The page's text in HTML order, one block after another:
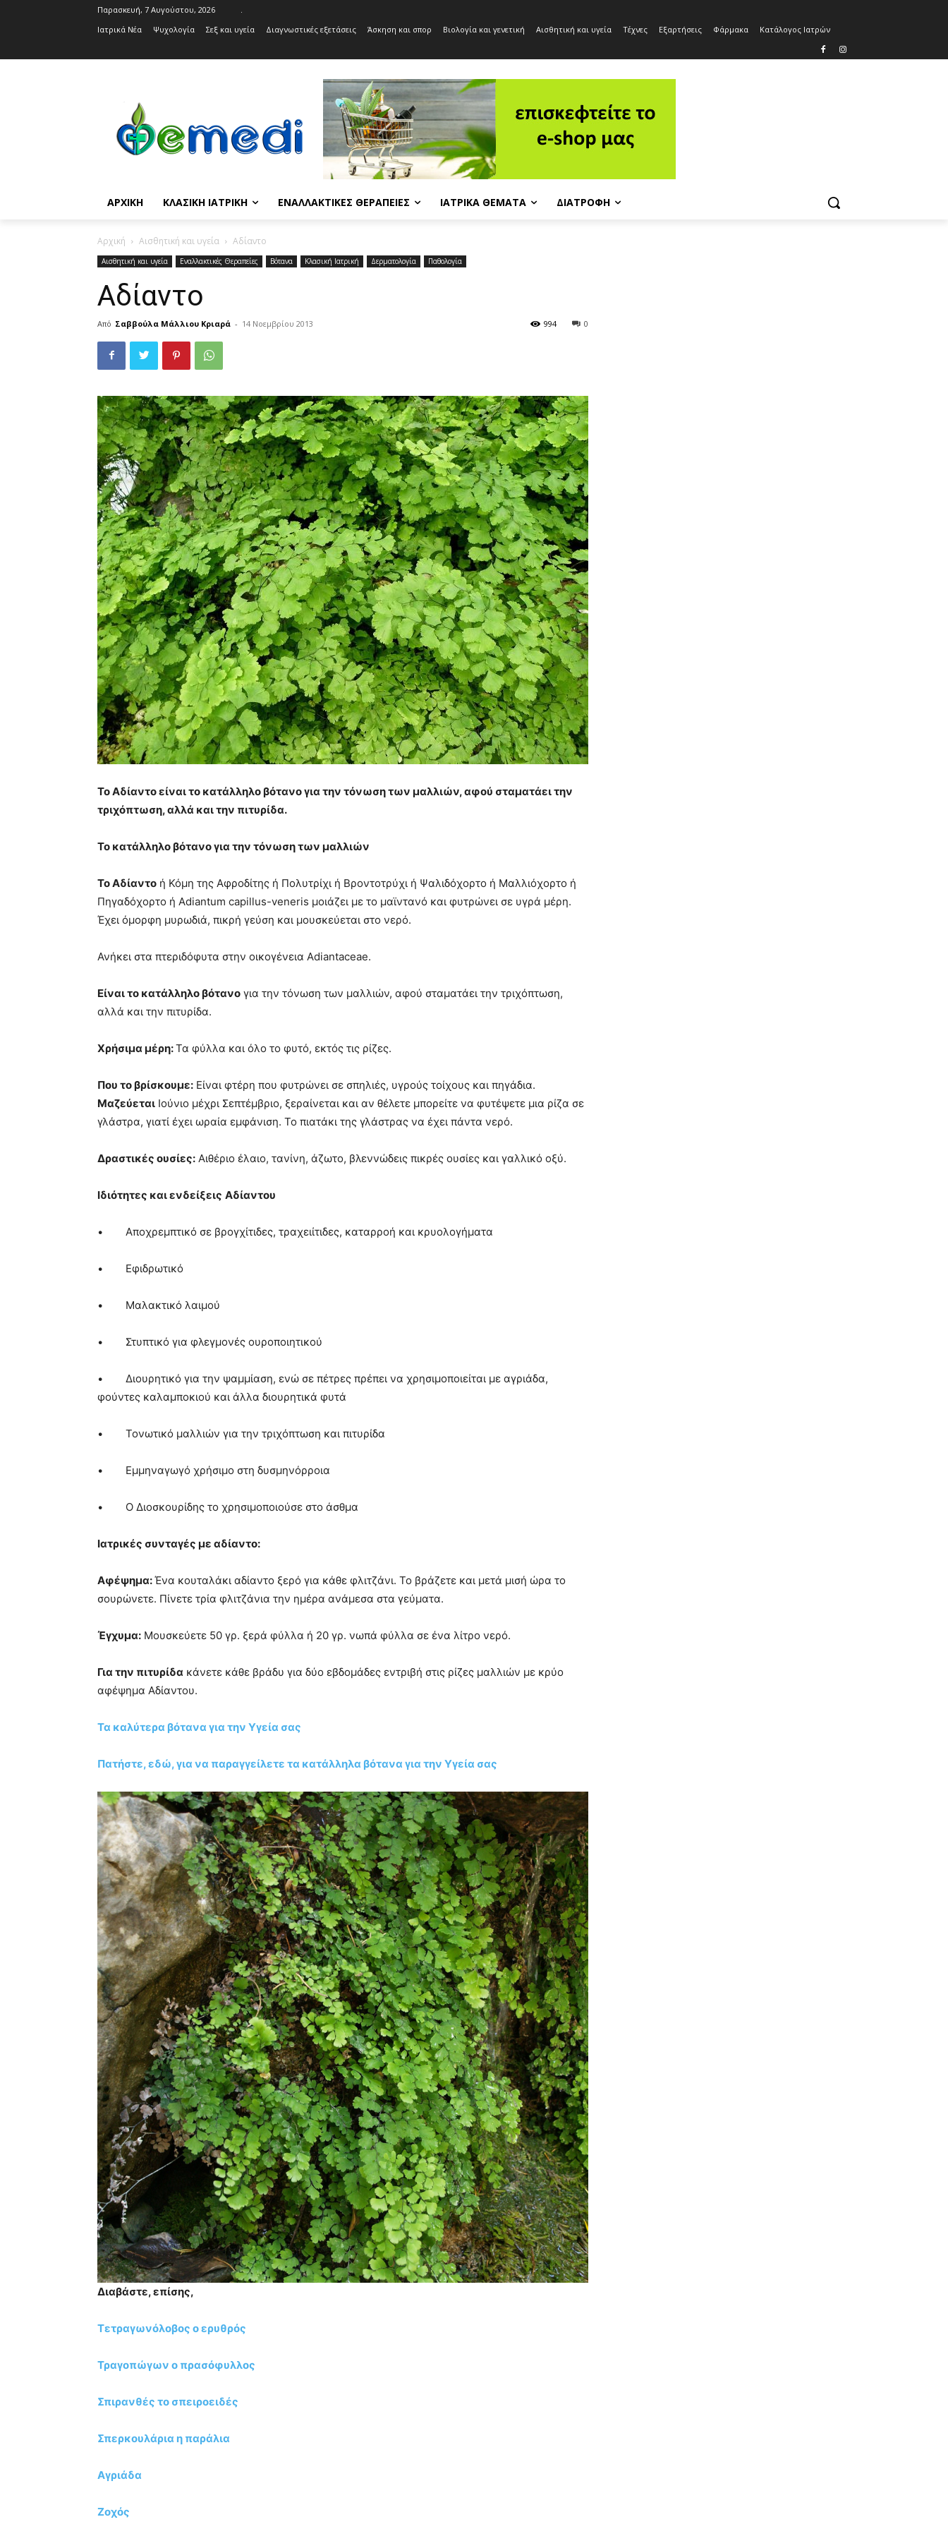
Παρασκευή, 7 Αυγούστου, 2026
.
Ιατρικά Νέα
Ψυχολογία Σεξ και υγεία Διαγνωστικές εξετάσεις Άσκηση και σπορ Βιολογία και γενετική Αισθητική και υγεία Τέχνες Εξαρτήσεις Φάρμακα Κατάλογος Ιατρών
ΑΡΧΙΚΉ ΚΛΑΣΙΚΉ ΙΑΤΡΙΚΉ ΕΝΑΛΛΑΚΤΙΚΈΣ ΘΕΡΑΠΕΊΕΣ ΙΑΤΡΙΚΆ ΘΈΜΑΤΑ ΔΙΑΤΡΟΦΉ
Αρχική Αισθητική και υγεία Αδίαντο
Αισθητική και υγεία Εναλλακτικές Θεραπείες Βότανα Κλασική Ιατρική Δερματολογία Παθολογία
Αδίαντο
Από Σαββούλα Μάλλιου Κριαρά - 14 Νοεμβρίου 2013 0
994
Το Αδίαντο είναι το κατάλληλο βότανο για την τόνωση των μαλλιών, αφού σταματάει την
τριχόπτωση, αλλά και την πιτυρίδα.
Το κατάλληλο βότανο για την τόνωση των μαλλιών
Το Αδίαντο ή Κόμη της Αφροδίτης ή Πολυτρίχι ή Βροντοτρύχι ή Ψαλιδόχορτο ή Μαλλιόχορτο ή
Πηγαδόχορτο ή Adiantum capillus-veneris μοιάζει με το μαϊντανό και φυτρώνει σε υγρά μέρη.
Έχει όμορφη μυρωδιά, πικρή γεύση και μουσκεύεται στο νερό.
Ανήκει στα πτεριδόφυτα στην οικογένεια Adiantaceae.
Είναι το κατάλληλο βότανο για την τόνωση των μαλλιών, αφού σταματάει την τριχόπτωση,
αλλά και την πιτυρίδα.
Χρήσιμα μέρη:Τα φύλλα και όλο το φυτό, εκτός τις ρίζες.
Που το βρίσκουμε: Είναι φτέρη που φυτρώνει σε σπηλιές, υγρούς τοίχους και πηγάδια.
Μαζεύεται Ιούνιο μέχρι Σεπτέμβριο, ξεραίνεται και αν θέλετε μπορείτε να φυτέψετε μια ρίζα σε
γλάστρα, γιατί έχει ωραία εμφάνιση. Το πιατάκι της γλάστρας να έχει πάντα νερό.
Δραστικές ουσίες: Αιθέριο έλαιο, τανίνη, άζωτο, βλεννώδεις πικρές ουσίες και γαλλικό οξύ.
Ιδιότητες και ενδείξεις Αδίαντου
• Αποχρεμπτικό σε βρογχίτιδες, τραχειίτιδες, καταρροή και κρυολογήματα
• Εφιδρωτικό
• Μαλακτικό λαιμού
• Στυπτικό για φλεγμονές ουροποιητικού
• Διουρητικό για την ψαμμίαση, ενώ σε πέτρες πρέπει να χρησιμοποιείται με αγριάδα,
φούντες καλαμποκιού και άλλα διουρητικά φυτά
• Τονωτικό μαλλιών για την τριχόπτωση και πιτυρίδα
• Εμμηναγωγό χρήσιμο στη δυσμηνόρροια
• Ο Διοσκουρίδης το χρησιμοποιούσε στο άσθμα
Ιατρικές συνταγές με αδίαντο:
Αφέψημα:Ένα κουταλάκι αδίαντο ξερό για κάθε φλιτζάνι. Το βράζετε και μετά μισή ώρα το
σουρώνετε. Πίνετε τρία φλιτζάνια την ημέρα ανάμεσα στα γεύματα.
Έγχυμα: Μουσκεύετε 50 γρ. ξερά φύλλα ή 20 γρ. νωπά φύλλα σε ένα λίτρο νερό.
Για την πιτυρίδα κάνετε κάθε βράδυ για δύο εβδομάδες εντριβή στις ρίζες μαλλιών με κρύο
αφέψημα Αδίαντου.
Τα καλύτερα βότανα για την Υγεία σας
Πατήστε, εδώ, για να παραγγείλετε τα κατάλληλα βότανα για την Υγεία σας
Διαβάστε, επίσης,
Τετραγωνόλοβος ο ερυθρός
Τραγοπώγων ο πρασόφυλλος
Σπιρανθές το σπειροειδές
Σπερκουλάρια η παράλια
Αγριάδα
Ζοχός